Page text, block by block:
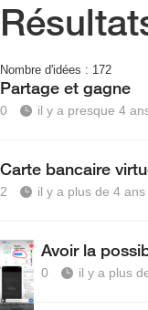
Nombre d'idées : 172
Partage et gagne
0 il y a presque 4
Carte bancaire
2 il y a plus de 4 ans
Avoir la
0 il y a plus